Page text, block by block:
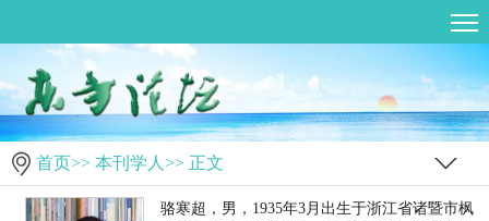
首页>> 本刊学人 >> 正文
骆寒超，男，1935年3月出生于浙江省诸暨市枫